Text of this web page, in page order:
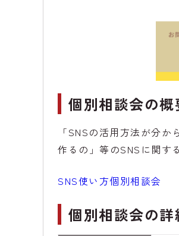
個別相談会の概
「SNSの活用方法が分
作るの」等のSNSに関す
SNS使い方個別相談会
個別相談会の詳